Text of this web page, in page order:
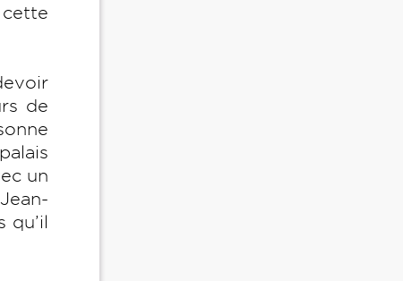
de
un
qu’il